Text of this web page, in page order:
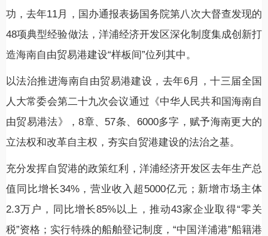
功，去年11月，国办通报表扬国务院第八次大督查发现的
48项典型经验做法，洋浦经济开发区深化制度集成创新打
造海南自由贸易港建设“样板间”位列其中。
以法治推进海南自由贸易港建设，去年6月，十三届全国
人大常委会第二十九次会议通过《中华人民共和国海南自
由贸易港法》，8章、57条、6000多字，赋予海南更大的
立法权和改革自主权，夯实自贸港建设的法治之基。
充分发挥自贸港的政策红利，洋浦经济开发区去年生产总
值同比增长34%，营业收入超5000亿元；新增市场主体
2.3万户，同比增长85%以上，推动43家企业取得“零关
税”资格；实行特殊的船舶登记制度，“中国洋浦港”船籍港